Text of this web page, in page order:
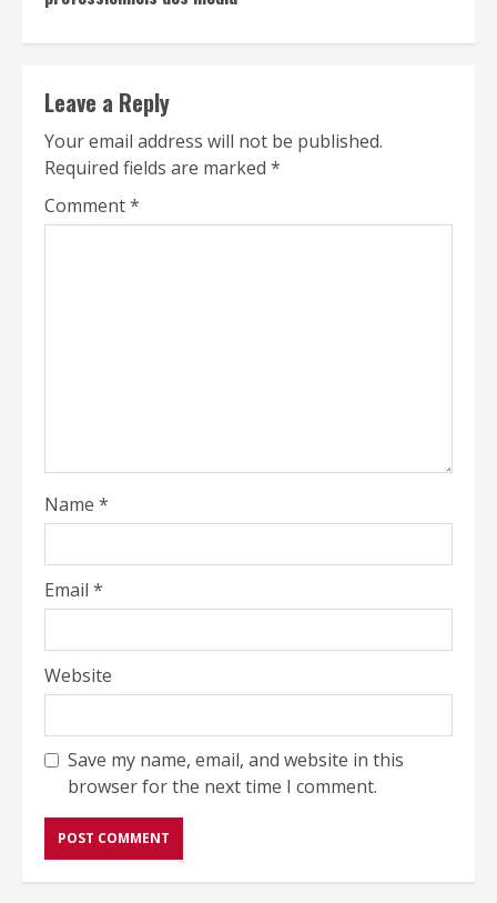
Leave a Reply
Your email address will not be published.
Required fields are marked *
Comment*
Name *
Email *
Website
Save my name, email, and website in this
browser for the next time I comment.